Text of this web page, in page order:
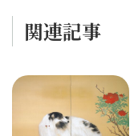
関連記事